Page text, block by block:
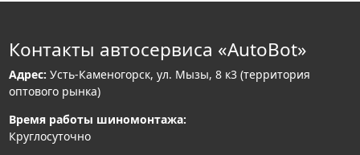
Контакты автосервиса «AutoBot»
Адрес: Усть-Каменогорск, ул. Мызы, 8 к3 (территория
оптового рынка)
Время работы шиномонтажа:
Круглосуточно